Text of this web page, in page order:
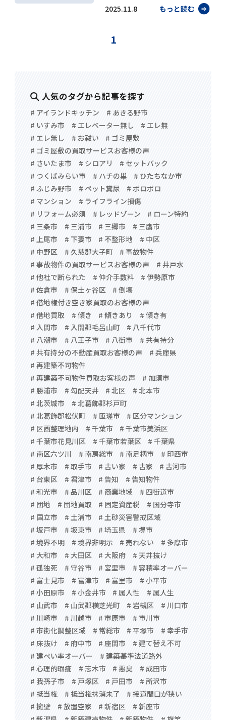
2025.11.8 もっと読む
1
人気のタグから記事を探す
# アイランドキッチン
# あきる野市
# いすみ市
# エレベーター無し
# エレ無
# エレ無し
# お祓い
# ゴミ屋敷
# ゴミ屋敷の買取サービスお客様の声
# さいたま市
# シロアリ
# セットバック
# つくばみらい市
# ハチの巣
# ひたちなか市
# ふじみ野市
# ペット糞尿
# ボロボロ
# マンション
# ライフライン損傷
# リフォーム必須
# レッドゾーン
# ローン特約
# 三条市
# 三浦市 # 三郷市
# 三鷹市
# 上尾市
# 下妻市 # 不整形地
# 中区
# 中野区
# 久慈郡大子町
# 事故物件
# 事故物件の買取サービスお客様の声
# 井戸水
# 他社で断られた
# 仲介手数料
# 伊勢原市
# 佐倉市
# 保土ヶ谷区
# 倒壊
# 借地権付き空き家買取のお客様の声
# 借地買取
# 傾き # 傾きあり
# 傾き有
# 入間市
# 入間郡毛呂山町
# 八千代市
# 八潮市
# 八王子市 # 八街市
# 共有持分
# 共有持分の不動産買取お客様の声
# 兵庫県
# 再建築不可物件
# 再建築不可物件買取お客様の声
# 加須市
# 勝浦市
# 勾配天井 # 北区
# 北本市
# 北茨城市
# 北葛飾郡杉戸町
# 北葛飾郡松伏町
# 匝瑳市
# 区分マンション
# 区画整理地内
# 千葉市
# 千葉市美浜区
# 千葉市花見川区
# 千葉市若葉区
# 千葉県
# 南区六ツ川
# 南房総市 # 南足柄市
# 印西市
# 厚木市
# 取手市 # 古い家 # 古家
# 古河市
# 台東区
# 君津市 # 告知
# 告知物件
# 和光市
# 品川区 # 商業地域
# 四街道市
# 団地
# 団地買取 # 固定資産税
# 国分寺市
# 国立市
# 土浦市
# 土砂災害警戒区域
# 坂戸市
# 坂東市 # 埼玉県
# 堺市
# 境界不明
# 境界非明示 # 売れない
# 多摩市
# 大和市
# 大田区 # 大阪府
# 天井抜け
# 孤独死
# 守谷市 # 宮里市
# 容積率オーバー
# 富士見市
# 富津市 # 富里市
# 小平市
# 小田原市
# 小金井市 # 属人性
# 属人生
# 山武市
# 山武郡横芝光町 # 岩槻区
# 川口市
# 川崎市
# 川越市 # 市原市
# 市川市
# 市街化調整区域
# 常総市 # 平塚市
# 幸手市
# 床抜け
# 府中市 # 座間市
# 建て替え不可
# 建ぺい率オーバー
# 建築基準法道路外
# 心理的瑕疵
# 志木市 # 悪臭
# 成田市
# 我孫子市
# 戸塚区 # 戸田市
# 所沢市
# 抵当権
# 抵当権抹消未了
# 接道間口が狭い
# 擁壁
# 放置空家 # 新宿区
# 新座市